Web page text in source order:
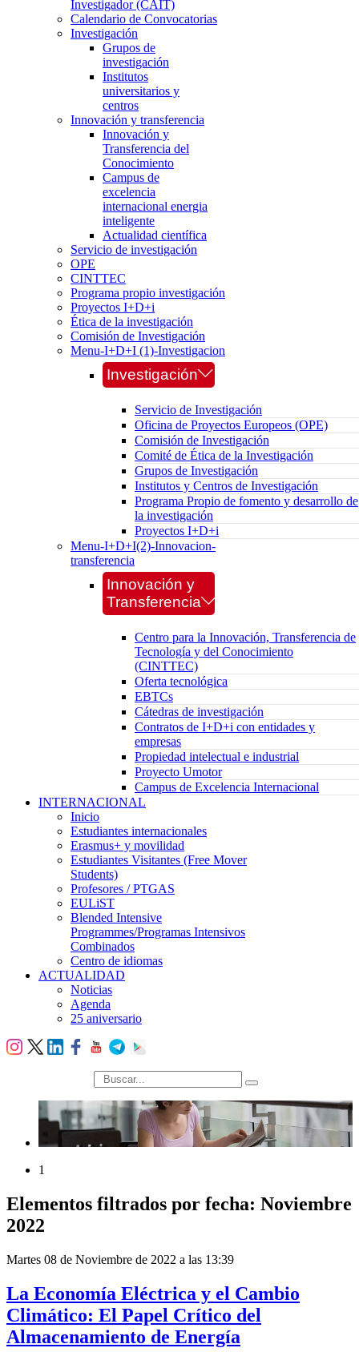
Investigador (CAIT)
Calendario de Convocatorias
Investigación
Grupos de
investigación
Institutos
universitarios y
centros
Innovación y transferencia
Innovación y
Transferencia del
Conocimiento
Campus de
excelencia
internacional energia
inteligente
Actualidad científica
Servicio de investigación
OPE
CINTTEC
Programa propio investigación
Proyectos I+D+i
Ética de la investigación
Comisión de Investigación
Menu-I+D+I (1)-Investigacion
Investigación
Servicio de Investigación
Oficina de Proyectos Europeos (OPE)
Comisión de Investigación
Comité de Ética de la Investigación
Grupos de Investigación
Institutos y Centros de Investigación
Programa Propio de fomento y desarrollo de
la investigación
Proyectos I+D+i
Menu-I+D+I(2)-Innovacion-
transferencia
Innovación y
Transferencia
Centro para la Innovación, Transferencia de
Tecnología y del Conocimiento
(CINTTEC)
Oferta tecnológica
EBTCs
Cátedras de investigación
Contratos de I+D+i con entidades y
empresas
Propiedad intelectual e industrial
Proyecto Umotor
Campus de Excelencia Internacional
INTERNACIONAL
Inicio
Estudiantes internacionales
Erasmus+ y movilidad
Estudiantes Visitantes (Free Mover
Students)
Profesores / PTGAS
EULiST
Blended Intensive
Programmes/Programas Intensivos
Combinados
Centro de idiomas
ACTUALIDAD
Noticias
Agenda
25 aniversario
búsqueda
1
Elementos filtrados por fecha: Noviembre
2022
Martes 08 de Noviembre de 2022 a las 13:39
La Economía Eléctrica y el Cambio
Climático: El Papel Crítico del
Almacenamiento de Energía